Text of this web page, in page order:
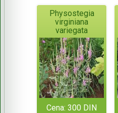
Physostegia
virginiana
variegata
Cena: 300 DIN